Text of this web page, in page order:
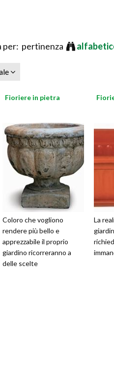
pertinenza
Fioriere in pietra
Coloro che vogliono
rendere più bello e
apprezzabile il proprio
giardino ricorreranno a
delle scelte
La